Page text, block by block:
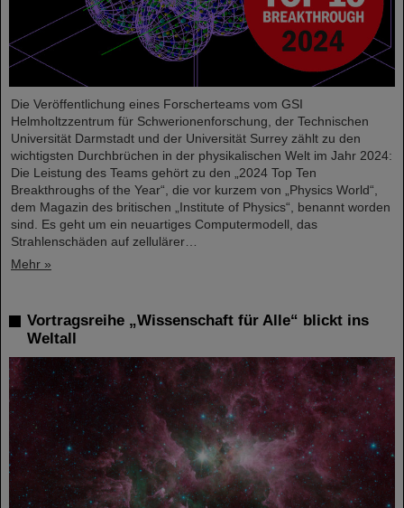
Die Veröffentlichung eines Forscherteams vom GSI
Helmholtzzentrum für Schwerionenforschung, der Technischen
Universität Darmstadt und der Universität Surrey zählt zu den
wichtigsten Durchbrüchen in der physikalischen Welt im Jahr 2024:
Die Leistung des Teams gehört zu den „2024 Top Ten
Breakthroughs of the Year“, die vor kurzem von „Physics World“,
dem Magazin des britischen „Institute of Physics“, benannt worden
sind. Es geht um ein neuartiges Computermodell, das
Strahlenschäden auf zellulärer…
Mehr »
Vortragsreihe „Wissenschaft für Alle“ blickt ins
Weltall